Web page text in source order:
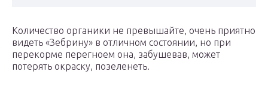
Количество органики не превышайте, очень приятно
видеть «Зебрину» в отличном состоянии, но при
перекорме перегноем она, забушевав, может
потерять окраску, позеленеть.